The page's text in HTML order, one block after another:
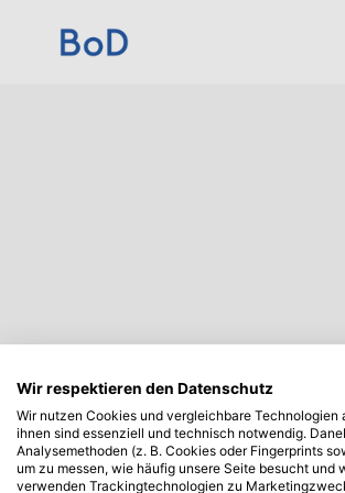
Wir respektieren den Datenschutz
Wir nutzen Cookies und vergleichbare Technologien
ihnen sind essenziell und technisch notwendig.
Analysemethoden (z. B. Cookies oder Fingerprints
um zu messen, wie häufig unsere Seite besucht und
verwenden Trackingtechnologien zu